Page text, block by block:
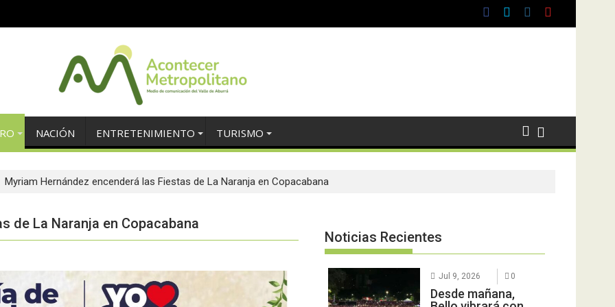
NACIÓN ENTRETENIMIENTO TURISMO
Myriam Hernández encenderá las Fiestas de La Naranja en Copacabana
de La Naranja en Copacabana
Noticias Recientes
Jul 9, 2026 0
Desde mañana,